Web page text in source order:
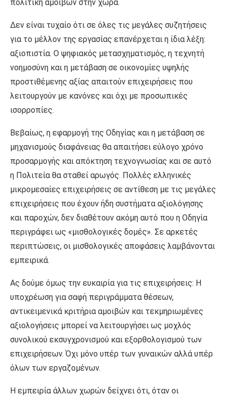
πολιτική αμοιβών στην χώρα.
Δεν είναι τυχαίο ότι σε όλες τις μεγάλες συζητήσεις
για το μέλλον της εργασίας επανέρχεται η ίδια λέξη:
αξιοπιστία. Ο ψηφιακός μετασχηματισμός, η τεχνητή
νοημοσύνη και η μετάβαση σε οικονομίες υψηλής
προστιθέμενης αξίας απαιτούν επιχειρήσεις που
λειτουργούν με κανόνες και όχι με προσωπικές
ισορροπίες.
Βεβαίως, η εφαρμογή της Οδηγίας και η μετάβαση σε
μηχανισμούς διαφάνειας θα απαιτήσει εύλογο χρόνο
προσαρμογής και απόκτηση τεχνογνωσίας και σε αυτό
η Πολιτεία θα σταθεί αρωγός. Πολλές ελληνικές
μικρομεσαίες επιχειρήσεις σε αντίθεση με τις μεγάλες
επιχειρήσεις που έχουν ήδη συστήματα αξιολόγησης
και παροχών, δεν διαθέτουν ακόμη αυτό που η Οδηγία
περιγράφει ως «μισθολογικές δομές». Σε αρκετές
περιπτώσεις, οι μισθολογικές αποφάσεις λαμβάνονται
εμπειρικά.
Ας δούμε όμως την ευκαιρία για τις επιχειρήσεις: Η
υποχρέωση για σαφή περιγράμματα θέσεων,
αντικειμενικά κριτήρια αμοιβών και τεκμηριωμένες
αξιολογήσεις μπορεί να λειτουργήσει ως μοχλός
συνολικού εκσυγχρονισμού και εξορθολογισμού των
επιχειρήσεων. Όχι μόνο υπέρ των γυναικών αλλά υπέρ
όλων των εργαζομένων.
Η εμπειρία άλλων χωρών δείχνει ότι, όταν οι